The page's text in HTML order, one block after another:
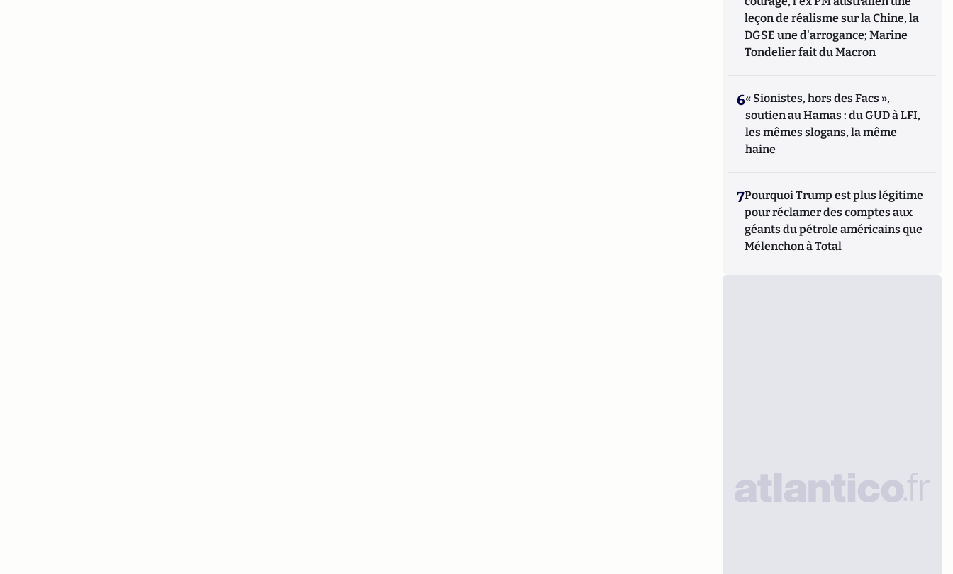
leçon de réalisme sur la Chine, la
DGSE une d'arrogance; Marine
Tondelier fait du Macron
6« Sionistes, hors des Facs »,
soutien au Hamas : du GUD à LFI,
les mêmes slogans, la même
haine
7Pourquoi Trump est plus légitime
pour réclamer des comptes aux
géants du pétrole américains que
Mélenchon à Total